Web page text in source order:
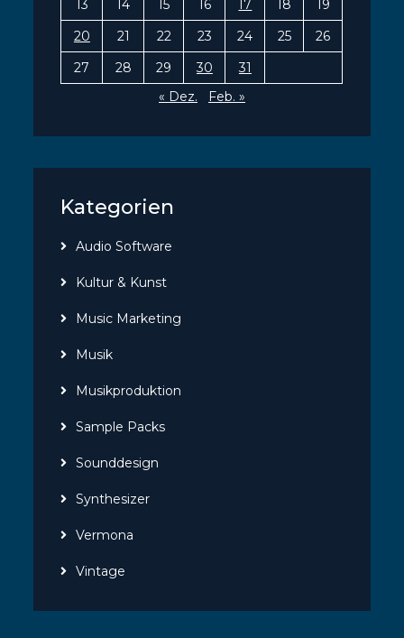
13 14 15 16 17 18
19
20
21 22 23 24 25
26
27
28 29 30
31
« Dez.
Feb. »
Kategorien
Audio Software
Kultur & Kunst
Music Marketing
Musik
Musikproduktion
Sample Packs
Sounddesign
Synthesizer
Vermona
Vintage